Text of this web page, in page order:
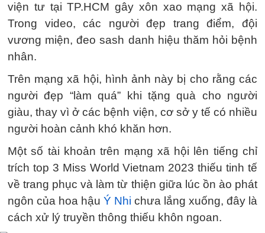
viện tư tại TP.HCM gây xôn xao mạng xã hội.
Trong video, các người đẹp trang điểm, đội
vương miện, đeo sash danh hiệu thăm hỏi bệnh
nhân.
Trên mạng xã hội, hình ảnh này bị cho rằng các
người đẹp “làm quá” khi tặng quà cho người
giàu, thay vì ở các bệnh viện, cơ sở y tế có nhiều
người hoàn cảnh khó khăn hơn.
Một số tài khoản trên mạng xã hội lên tiếng chỉ
trích top 3 Miss World Vietnam 2023 thiếu tinh tế
về trang phục và làm từ thiện giữa lúc ồn ào phát
ngôn của hoa hậu Ý Nhi chưa lắng xuống, đây là
cách xử lý truyền thông thiếu khôn ngoan.